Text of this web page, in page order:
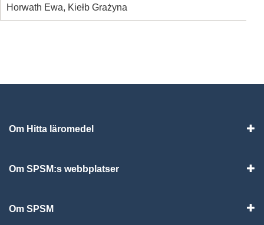
Horwath Ewa, Kiełb Grażyna
Om Hitta läromedel
Om SPSM:s webbplatser
Om SPSM